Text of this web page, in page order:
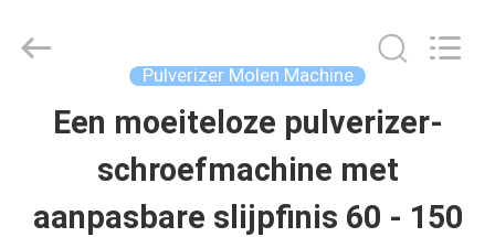
HUIS
PRODUCTEN
Pulverizer Molen Machine
Een moeiteloze pulverizer-
schroefmachine met
aanpasbare slijpfinis 60 - 150